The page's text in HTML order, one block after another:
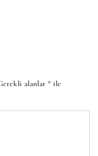
alanlar * ile